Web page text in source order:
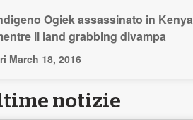
Ogiek assassinato in Kenya
il land grabbing divampa
March 18, 2016
notizie